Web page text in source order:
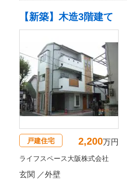
【新築】木造3階建て
戸建住宅 2,200万円
ライフスペース大阪株式会社
玄関 ／外壁